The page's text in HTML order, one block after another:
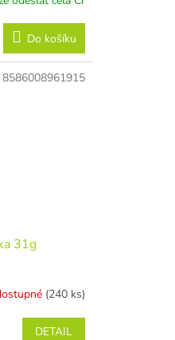
Do košíku
31g
(240 ks)
DETAIL
8586008961915